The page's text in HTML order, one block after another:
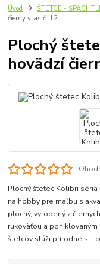
Úvod ŠTETCE -
čierny vlas č. 12
Plochý
hovädzí
Plochý štetec Kolibri séria
na hobby pre maľbu s
plochý, vyrobený z
rukoväťou a
štetcov slúži prírodné s...